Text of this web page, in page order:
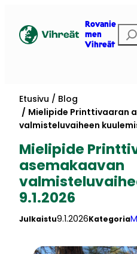
sisältöön
Rovanie
men
Vihreät
Etsi
Etusivu
Blog
Mielipide Printtivaaran
valmisteluvaiheen
Mielipide
asemakaavan
9.1.2026
Julkaistu9.1.2026Kategoria